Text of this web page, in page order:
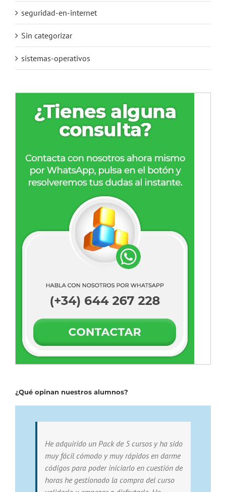
seguridad-en-internet
Sin categorizar
sistemas-operativos
¿Qué opinan nuestros alumnos?
He adquirido un Pack de 5 cursos y ha sido
muy fácil cómodo y muy rápidos en darme
códigos para poder iniciarlo en cuestión de
horas he gestionado la compra del curso